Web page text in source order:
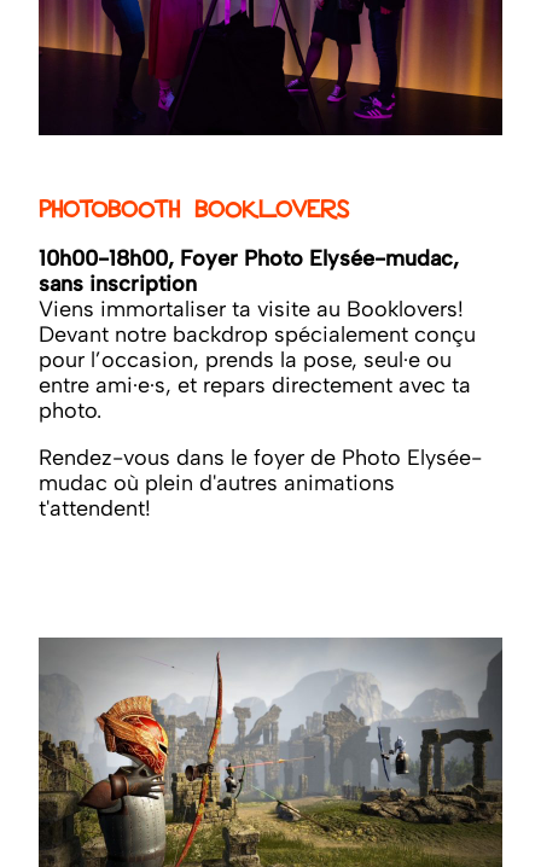
Photobooth Booklovers
10h00-18h00, Foyer Photo Elysée-mudac,
sans inscription
Viens immortaliser ta visite au Booklovers!
Devant notre backdrop spécialement conçu
pour l’occasion, prends la pose, seul·e ou
entre ami·e·s, et repars directement avec ta
photo.
Rendez-vous dans le foyer de Photo Elysée-
mudac où plein d'autres animations
t'attendent!